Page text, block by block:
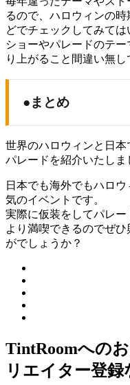
るので、ハロウィンの
どでチェックしてみては
ショーやパレードのテ
り上がること間違い無し
●まとめ
世界のハロウィンと日
パレードを紹介いたしま
日本でも海外でもハロ
気のイベントです。
実際に仮装をしてパレ
より満喫できるのでぜ
がでしょうか？
TintRoomへの
リエイター登録